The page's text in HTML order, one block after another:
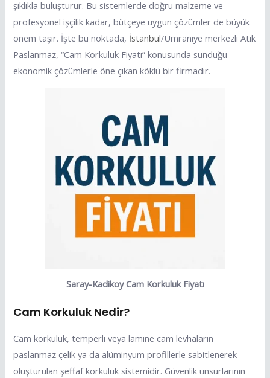
şıklıkla buluşturur. Bu sistemlerde doğru malzeme ve
profesyonel işçilik kadar, bütçeye uygun çözümler de büyük
önem taşır. İşte bu noktada, İstanbul/Ümraniye merkezli Atik
Paslanmaz, “Cam Korkuluk Fiyatı” konusunda sunduğu
ekonomik çözümlerle öne çıkan köklü bir firmadır.
Saray-Kadikoy Cam Korkuluk Fiyatı
Cam Korkuluk Nedir?
Cam korkuluk, temperli veya lamine cam levhaların
paslanmaz çelik ya da alüminyum profillerle sabitlenerek
oluşturulan şeffaf korkuluk sistemidir. Güvenlik unsurlarının